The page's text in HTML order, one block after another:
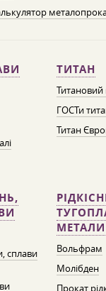
ТИТАН
Титановий
ГОСТи
Титан
сплави
МЕТАЛИ
Вольфрам
Молібден
Прокат